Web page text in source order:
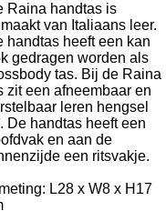
Raina handtas is
van Italiaans leer.
handtas heeft een kan
gedragen worden als
tas. Bij de Raina
zit een afneembaar en
leren hengsel
De handtas heeft een
en aan de
een ritsvakje.
L28 x W8 x H17